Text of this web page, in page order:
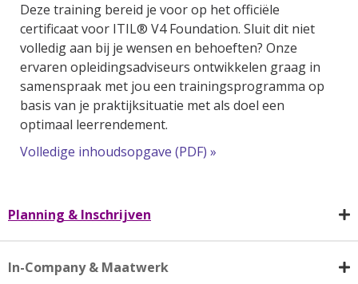
Deze training bereid je voor op het officiële
certificaat voor ITIL® V4 Foundation. Sluit dit niet
volledig aan bij je wensen en behoeften? Onze
ervaren opleidingsadviseurs ontwikkelen graag in
samenspraak met jou een trainingsprogramma op
basis van je praktijksituatie met als doel een
optimaal leerrendement.
Volledige inhoudsopgave (PDF) »
Planning & Inschrijven
In-Company & Maatwerk